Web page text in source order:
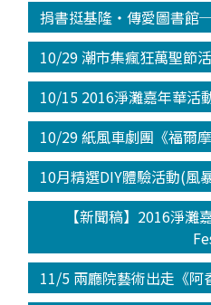
捐書挺基隆‧傳愛圖書館
10/29 潮市集瘋狂萬聖節
10/15 2016淨灘嘉年華活
10/29 紙風車劇團《福爾
10月精選DIY體驗活動(風
【新聞稿】2016淨
11/5 兩廳院藝術出走《阿